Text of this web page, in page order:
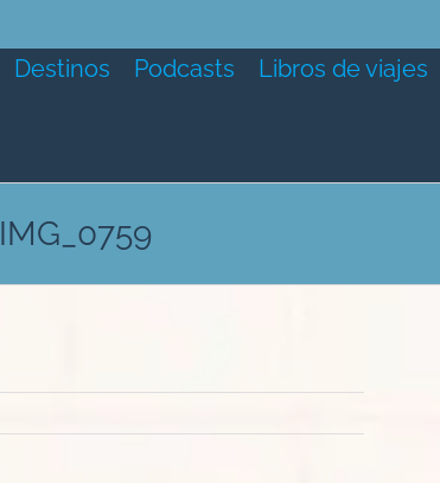
Destinos Podcasts Libros de viajes
IMG_0759